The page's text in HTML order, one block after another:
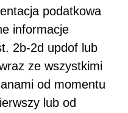
podatkowa
informacje
2b-2d updof lub
ze wszystkimi
od momentu
lub od